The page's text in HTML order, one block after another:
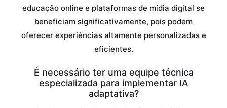
educação online e plataformas de mídia digital se
beneficiam significativamente, pois podem
oferecer experiências altamente personalizadas e
eficientes.
É necessário ter uma equipe técnica
especializada para implementar IA
adaptativa?